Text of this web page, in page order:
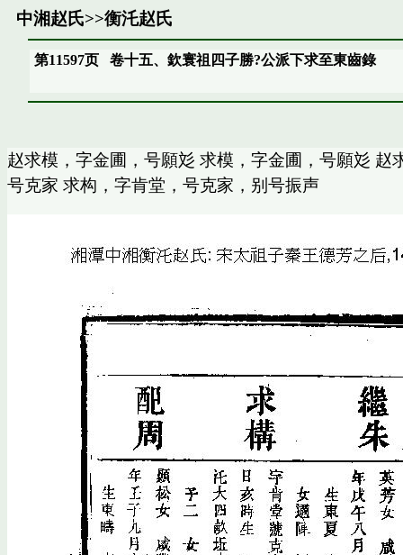
中湘赵氏>>衡汑赵氏
第11597页卷十五、欽寰祖四子勝?公派下求至東齒錄
赵求模，字金圃，号願彣 求模，字金圃，号願彣
号克家 求构，字肯堂，号克家，别号振声